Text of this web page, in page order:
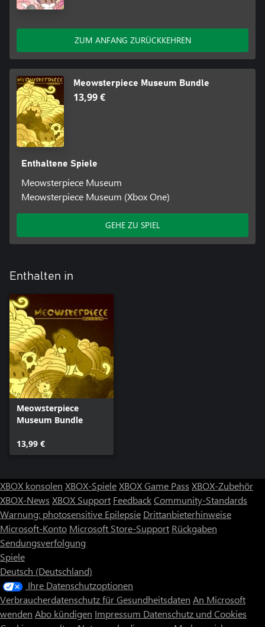
ZUM ANFANG ZURÜCKKEHREN
Meowsterpiece Museum Bundle
13,99 €
Enthaltene Spiele
Meowsterpiece Museum
Meowsterpiece Museum (Xbox One)
GEHE ZU SPIEL
Enthalten in
Meowsterpiece
Museum Bundle
13,99 €
XBOX konsolen XBOX-SpieleXBOX Game Pass XBOX-Zubehör
XBOX-News XBOX Support FeedbackCommunity-Standards
Warnung: photosensitive Epilepsie Drittanbieterhinweise
Microsoft-Konto Microsoft Store-Support Rückgaben
Sendungsverfolgung
Spiele
Deutsch (Deutschland)
Ihre Datenschutzoptionen
Verbraucherdatenschutz für Gesundheitsdaten An Microsoft
wenden Abo kündigen Impressum Datenschutz und Cookies